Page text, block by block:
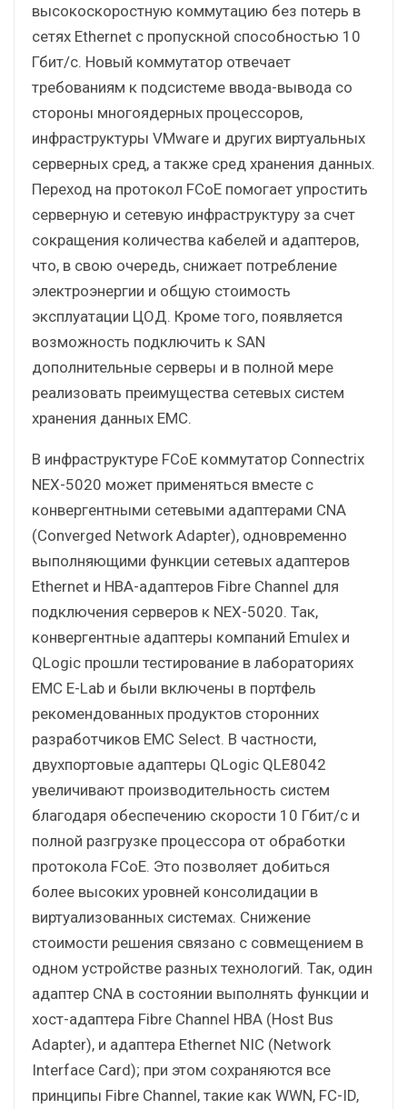
высокоскоростную коммутацию без потерь в
сетях Ethernet с пропускной способностью 10
Гбит/с. Новый коммутатор отвечает
требованиям к подсистеме ввода-вывода со
стороны многоядерных процессоров,
инфраструктуры VMware и других виртуальных
серверных сред, а также сред хранения данных.
Переход на протокол FCoE помогает упростить
серверную и сетевую инфраструктуру за счет
сокращения количества кабелей и адаптеров,
что, в свою очередь, снижает потребление
электроэнергии и общую стоимость
эксплуатации ЦОД. Кроме того, появляется
возможность подключить к SAN
дополнительные серверы и в полной мере
реализовать преимущества сетевых систем
хранения данных EMC.
В инфраструктуре FCoE коммутатор Connectrix
NEX-5020 может применяться вместе с
конвергентными сетевыми адаптерами CNA
(Converged Network Adapter), одновременно
выполняющими функции сетевых адаптеров
Ethernet и HBA-адаптеров Fibre Channel для
подключения серверов к NEX-5020. Так,
конвергентные адаптеры компаний Emulex и
QLogic прошли тестирование в лабораториях
EMC E-Lab и были включены в портфель
рекомендованных продуктов сторонних
разработчиков EMC Select. В частности,
двухпортовые адаптеры QLogic QLE8042
увеличивают производительность систем
благодаря обеспечению скорости 10 Гбит/с и
полной разгрузке процессора от обработки
протокола FCoE. Это позволяет добиться
более высоких уровней консолидации в
виртуализованных системах. Снижение
стоимости решения связано с совмещением в
одном устройстве разных технологий. Так, один
адаптер CNA в состоянии выполнять функции и
хост-адаптера Fibre Channel HBA (Host Bus
Adapter), и адаптера Ethernet NIC (Network
Interface Card); при этом сохраняются все
принципы Fibre Channel, такие как WWN, FC-ID,